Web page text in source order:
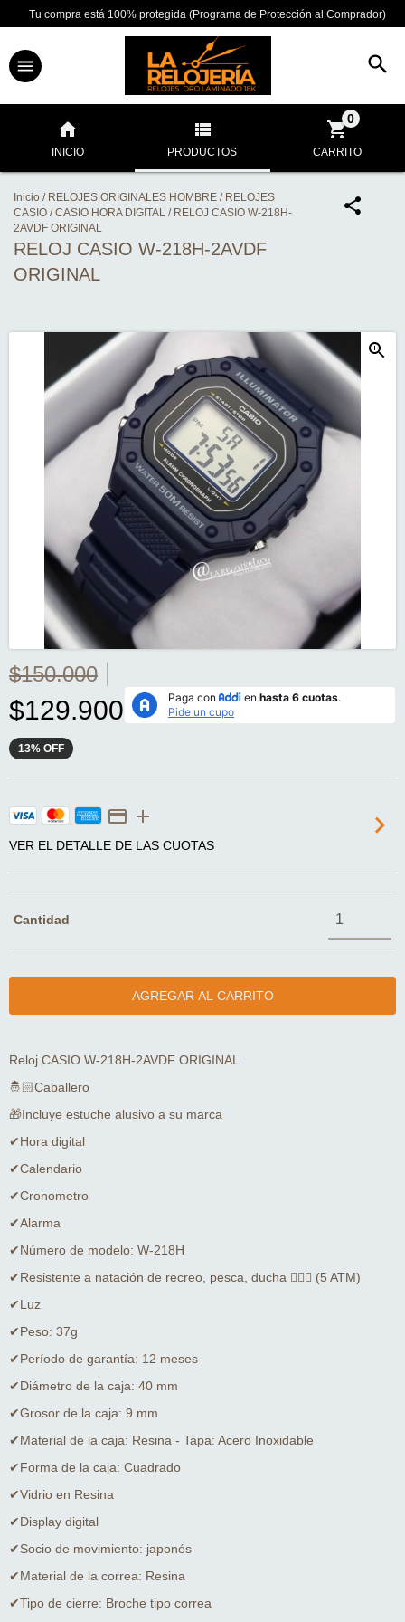
Tu compra está 100% protegida (Programa de Protección al Comprador)
INICIO PRODUCTOS CARRITO
0
Inicio / RELOJES ORIGINALES HOMBRE / RELOJES
CASIO / CASIO HORA DIGITAL / RELOJ CASIO W-218H-
2AVDF ORIGINAL
RELOJ CASIO W-218H-2AVDF
ORIGINAL
$150.000
$129.900
13% OFF
VER EL DETALLE DE LAS CUOTAS
Cantidad
Reloj CASIO W-218H-2AVDF ORIGINAL
🤴🏻Caballero
🎁Incluye estuche alusivo a su marca
✔Hora digital
✔Calendario
✔Cronometro
✔Alarma
✔Número de modelo: W-218H
✔Resistente a natación de recreo, pesca, ducha 🏊🏻‍♂️ (5 ATM)
✔Luz
✔Peso: 37g
✔Período de garantía: 12 meses
✔Diámetro de la caja: 40 mm
✔Grosor de la caja: 9 mm
✔Material de la caja: Resina - Tapa: Acero Inoxidable
✔Forma de la caja: Cuadrado
✔Vidrio en Resina
✔Display digital
✔Socio de movimiento: japonés
✔Material de la correa: Resina
✔Tipo de cierre: Broche tipo correa